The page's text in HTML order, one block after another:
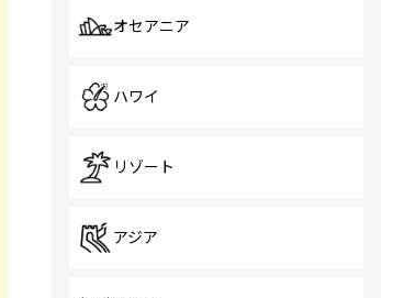
オセアニア
ハワイ
リゾート
アジア